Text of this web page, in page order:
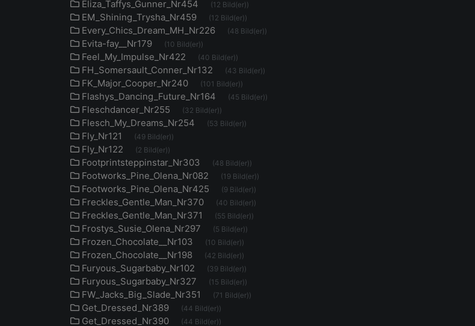
Eliza_Taffys_Gunner_Nr454 (12 Bild(er))
EM_Shining_Trysha_Nr459 (12 Bild(er))
Every_Chics_Dream_MH_Nr226 (48 Bild(er))
Evita-fay__Nr179 (10 Bild(er))
Feel_My_Impulse_Nr422 (40 Bild(er))
FH_Somersault_Conner_Nr132 (43 Bild(er))
FK_Major_Cooper_Nr240 (101 Bild(er))
Flashys_Dancing_Future_Nr164 (45 Bild(er))
Fleschdancer_Nr255 (32 Bild(er))
Flesch_My_Dreams_Nr254 (53 Bild(er))
Fly_Nr121 (49 Bild(er))
Fly_Nr122 (2 Bild(er))
Footprintsteppinstar_Nr303 (48 Bild(er))
Footworks_Pine_Olena_Nr082 (19 Bild(er))
Footworks_Pine_Olena_Nr425 (9 Bild(er))
Freckles_Gentle_Man_Nr370 (40 Bild(er))
Freckles_Gentle_Man_Nr371 (55 Bild(er))
Frostys_Susie_Olena_Nr297 (5 Bild(er))
Frozen_Chocolate__Nr103 (10 Bild(er))
Frozen_Chocolate__Nr198 (42 Bild(er))
Furyous_Sugarbaby_Nr102 (39 Bild(er))
Furyous_Sugarbaby_Nr327 (15 Bild(er))
FW_Jacks_Big_Slade_Nr351 (71 Bild(er))
Get_Dressed_Nr389 (44 Bild(er))
Get_Dressed_Nr390 (44 Bild(er))